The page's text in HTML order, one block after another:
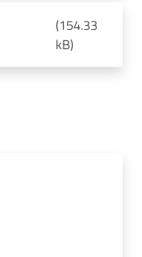
(154.33
kB)